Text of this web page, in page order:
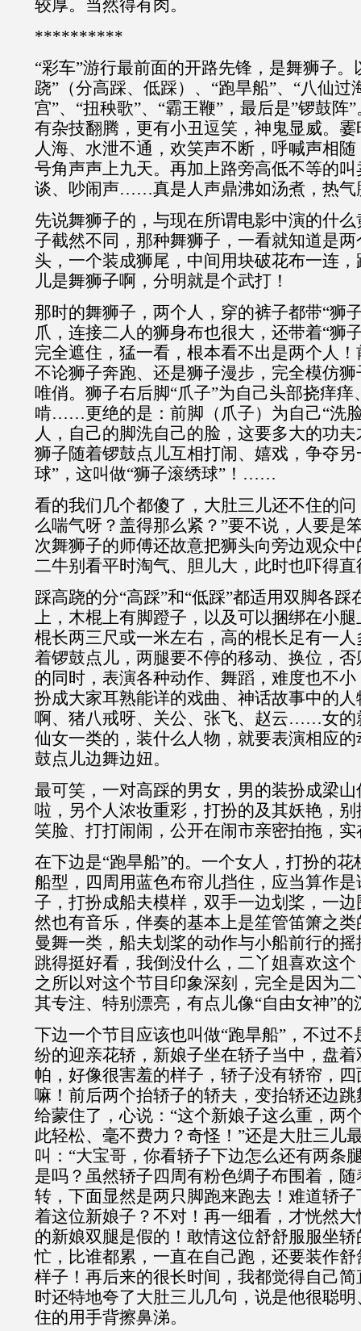
较厚。当然得有肉。
**********
“彩车”游行最前面的开路先锋，是舞狮子。
跷”（分高踩、低踩）、“跑旱船”、“八仙过
宫”、“扭秧歌”、“霸王鞭”，最后是”锣鼓阵
有杂技翻腾，更有小丑逗笑，神鬼显威。
人海、水泄不通，欢笑声不断，呼喊声相
号角声声上九天。再加上路旁高低不等的
谈、吵闹声……真是人声鼎沸如汤煮，热气
先说舞狮子的，与现在所谓电影中演的什
子截然不同，那种舞狮子，一看就知道是
头，一个装成狮尾，中间用块破花布一连
儿是舞狮子啊，分明就是个武打！
那时的舞狮子，两个人，穿的裤子都带“狮
爪，连接二人的狮身布也很大，还带着“狮
完全遮住，猛一看，根本看不出是两个人
不论狮子奔跑、还是狮子漫步，完全模仿
唯俏。狮子右后脚“爪子”为自己头部挠痒
啃……更绝的是：前脚（爪子）为自己“洗
人，自己的脚洗自己的脸，这要多大的功
狮子随着锣鼓点儿互相打闹、嬉戏，争夺
球”，这叫做“狮子滚绣球”！……
看的我们几个都傻了，大肚三儿还不住的
么喘气呀？盖得那么紧？”要不说，人要是
次舞狮子的师傅还故意把狮头向旁边观众
二牛别看平时淘气、胆儿大，此时也吓得
踩高跷的分“高踩”和“低踩”都适用双脚各踩
上，木棍上有脚蹬子，以及可以捆绑在小腿
棍长两三尺或一米左右，高的棍长足有一
着锣鼓点儿，两腿要不停的移动、换位，
的同时，表演各种动作、舞蹈，难度也不
扮成大家耳熟能详的戏曲、神话故事中的
啊、猪八戒呀、关公、张飞、赵云……女的
仙女一类的，装什么人物，就要表演相应
鼓点儿边舞边妞。
最可笑，一对高踩的男女，男的装扮成梁
啦，另个人浓妆重彩，打扮的及其妖艳，
笑脸、打打闹闹，公开在闹市亲密拍拖，
在下边是“跑旱船”的。一个女人，打扮的
船型，四周用蓝色布帘儿挡住，应当算作
子，打扮成船夫模样，双手一边划桨，一
然也有音乐，伴奏的基本上是笙管笛箫之
曼舞一类，船夫划桨的动作与小船前行的
跳得挺好看，我倒没什么，二丫姐喜欢这
之所以对这个节目印象深刻，完全是因为
其专注、特别漂亮，有点儿像“自由女神”的
下边一个节目应该也叫做“跑旱船”，不过
纷的迎亲花轿，新娘子坐在轿子当中，盘
帕，好像很害羞的样子，轿子没有轿帘，
嘛！前后两个抬轿子的轿夫，变抬轿还边
给蒙住了，心说：“这个新娘子这么重，两
此轻松、毫不费力？奇怪！”还是大肚三儿
叫：“大宝哥，你看轿子下边怎么还有两条
是吗？虽然轿子四周有粉色绸子布围着，
转，下面显然是两只脚跑来跑去！难道轿
着这位新娘子？不对！再一细看，才恍然
的新娘双腿是假的！敢情这位舒舒服服坐
忙，比谁都累，一直在自己跑，还要装作
样子！再后来的很长时间，我都觉得自己
时还特地夸了大肚三儿几句，说是他很聪
住的用手背擦鼻涕。